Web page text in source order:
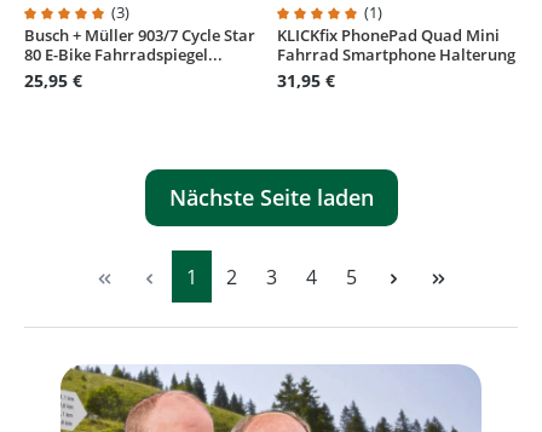
Durchschnittliche Bewertung von 5 von 5 Sternen
(3)
Busch + Müller 903/7 Cycle Star
80 E-Bike Fahrradspiegel...
25,95 €
Durchschnittliche Bewertung
(1)
KLICKfix PhonePad Quad Mini
Fahrrad Smartphone Halterung
31,95 €
Nächste Seite laden
Seite
1 Seite
2 Seite
3 Seite
4 Seite
5